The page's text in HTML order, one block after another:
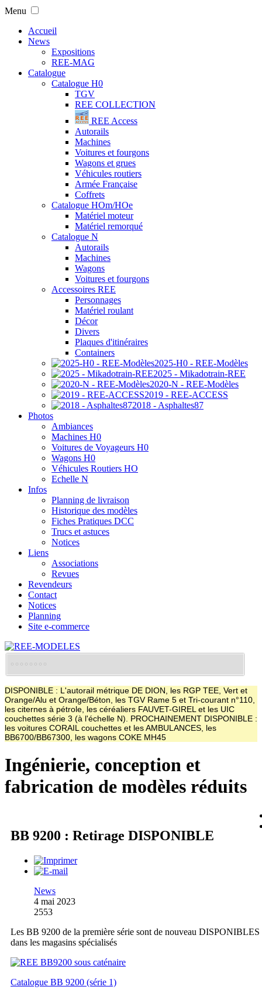
Menu
Accueil
News
Expositions
REE-MAG
Catalogue
Catalogue H0
TGV
REE COLLECTION
REE Access
Autorails
Machines
Voitures et fourgons
Wagons et grues
Véhicules routiers
Armée Française
Coffrets
Catalogue HOm/HOe
Matériel moteur
Matériel remorqué
Catalogue N
Autorails
Machines
Wagons
Voitures et fourgons
Accessoires REE
Personnages
Matériel roulant
Décor
Divers
Plaques d'itinéraires
Containers
2025-H0 - REE-Modèles
2025 - Mikadotrain-REE
2020-N - REE-Modèles
2019 - REE-ACCESS
2018 - Asphaltes87
Photos
Ambiances
Machines H0
Voitures de Voyageurs H0
Wagons H0
Véhicules Routiers HO
Echelle N
Infos
Planning de livraison
Historique des modèles
Fiches Pratiques DCC
Trucs et astuces
Notices
Liens
Associations
Revues
Revendeurs
Contact
Notices
Planning
Site e-commerce
DISPONIBLE : L'autorail métrique DE DION, les RGP TEE, Vert et
Orange/Alu et Orange/Béton, les TGV Rame 5 et Tri-courant n°110,
les citernes à pétrole, les céréaliers FAUVET-GIREL et les UIC
couchettes série 3 (à l'échelle N). PROCHAINEMENT DISPONIBLE :
les voitures CORAIL couchettes et les AMBULANCES, les
BB6700/BB67300, les wagons COKE MH45
Ingénierie, conception et
fabrication de modèles réduits
BB 9200 : Retirage DISPONIBLE
News
4 mai 2023
2553
Les BB 9200 de la première série sont de nouveau DISPONIBLES
dans les magasins spécialisés
Catalogue BB 9200 (série 1)